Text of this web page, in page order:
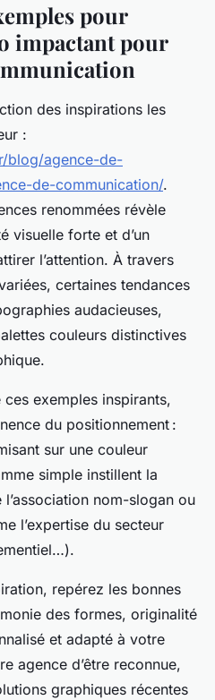
pour
impactant pour
des inspirations les
:
blog/agence-de-
de-communication/.
renommées révèle
visuelle forte et d’un
l’attention. À travers
certaines tendances
audacieuses,
couleurs distinctives
exemples inspirants,
du positionnement :
sur une couleur
simple instillent la
nom-slogan ou
l’expertise du secteur
repérez les bonnes
des formes, originalité
et adapté à votre
agence d’être reconnue,
graphiques récentes